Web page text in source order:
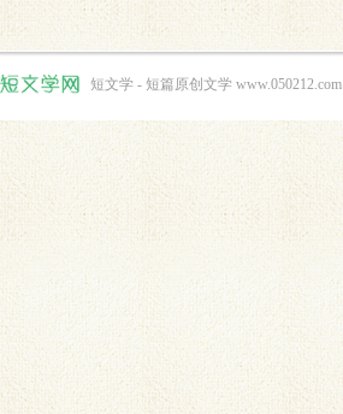
短文学 - 短篇原创文学 www.050212.com